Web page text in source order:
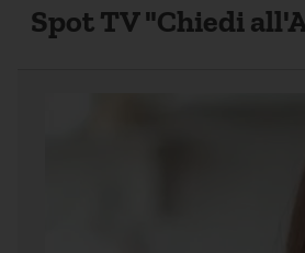
Spot TV "Chiedi